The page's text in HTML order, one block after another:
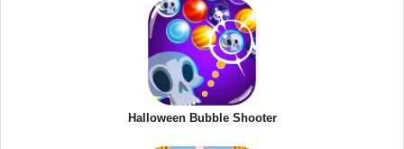
Halloween Bubble Shooter